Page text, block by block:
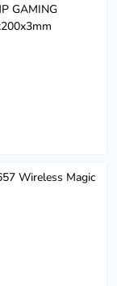
GAMING
Wireless Magic